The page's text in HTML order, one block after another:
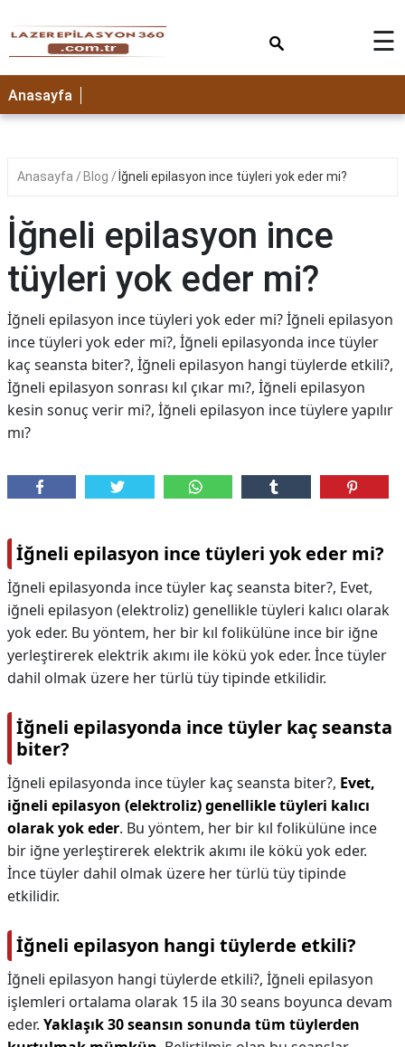
☰
Anasayfa
Anasayfa Blog İğneli epilasyon ince tüyleri yok eder mi?
İğneli epilasyon ince
tüyleri yok eder mi?
İğneli epilasyon ince tüyleri yok eder mi? İğneli epilasyon
ince tüyleri yok eder mi?, İğneli epilasyonda ince tüyler
kaç seansta biter?, İğneli epilasyon hangi tüylerde etkili?,
İğneli epilasyon sonrası kıl çıkar mı?, İğneli epilasyon
kesin sonuç verir mi?, İğneli epilasyon ince tüylere yapılır
mı?
İğneli epilasyon ince tüyleri yok eder mi?
İğneli epilasyonda ince tüyler kaç seansta biter?, Evet,
iğneli epilasyon (elektroliz) genellikle tüyleri kalıcı olarak
yok eder. Bu yöntem, her bir kıl folikülüne ince bir iğne
yerleştirerek elektrik akımı ile kökü yok eder. İnce tüyler
dahil olmak üzere her türlü tüy tipinde etkilidir.
İğneli epilasyonda ince tüyler kaç seansta
biter?
İğneli epilasyonda ince tüyler kaç seansta biter?, Evet,
iğneli epilasyon (elektroliz) genellikle tüyleri kalıcı
olarak yok eder. Bu yöntem, her bir kıl folikülüne ince
bir iğne yerleştirerek elektrik akımı ile kökü yok eder.
İnce tüyler dahil olmak üzere her türlü tüy tipinde
etkilidir.
İğneli epilasyon hangi tüylerde etkili?
İğneli epilasyon hangi tüylerde etkili?, İğneli epilasyon
işlemleri ortalama olarak 15 ila 30 seans boyunca devam
eder. Yaklaşık 30 seansın sonunda tüm tüylerden